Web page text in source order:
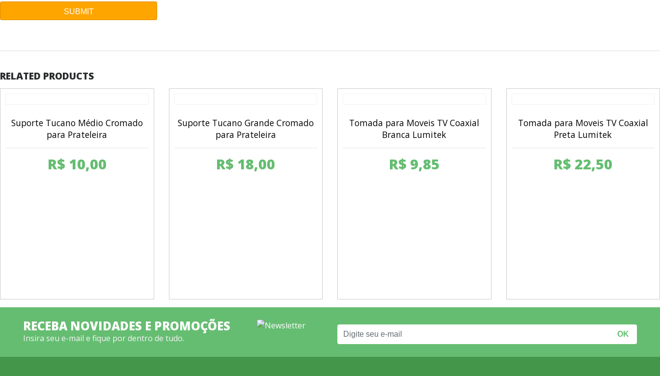
RELATED PRODUCTS
Suporte Tucano Médio Cromado
para Prateleira
R$ 10,00
Suporte Tucano Grande Cromado
para Prateleira
R$ 18,00
Tomada para Moveis TV Coaxial
Branca Lumitek
R$ 9,85
Tomada para Moveis TV Coaxial
Preta Lumitek
R$ 22,50
RECEBA NOVIDADES E PROMOÇÕES
Insira seu e-mail e fique por dentro de tudo.